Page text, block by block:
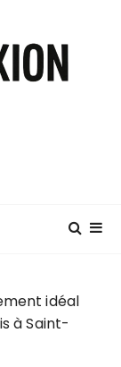
idéal
à Saint-